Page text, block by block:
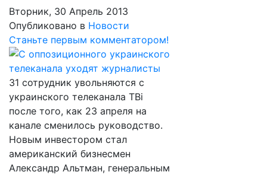
Вторник, 30 Апрель 2013
Опубликовано в Новости
Станьте первым комментатором!
31 сотрудник увольняются с
украинского телеканала ТВi
после того, как 23 апреля на
канале сменилось руководство.
Новым инвестором стал
американский бизнесмен
Александр Альтман, генеральным